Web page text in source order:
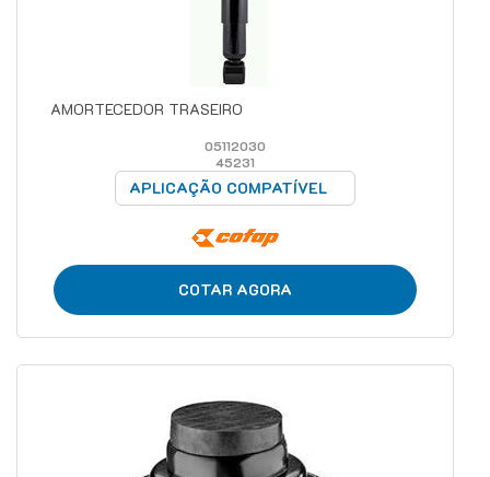
AMORTECEDOR TRASEIRO
05112030
45231
APLICAÇÃO COMPATÍVEL
COTAR AGORA